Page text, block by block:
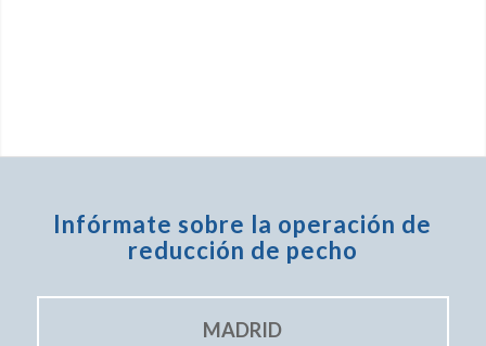
Infórmate sobre la operación de
reducción de pecho
MADRID